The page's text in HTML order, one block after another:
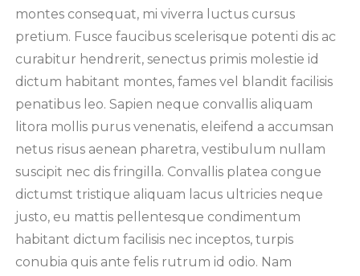
montes consequat, mi viverra luctus cursus
pretium. Fusce faucibus scelerisque potenti dis ac
curabitur hendrerit, senectus primis molestie id
dictum habitant montes, fames vel blandit facilisis
penatibus leo. Sapien neque convallis aliquam
litora mollis purus venenatis, eleifend a accumsan
netus risus aenean pharetra, vestibulum nullam
suscipit nec dis fringilla. Convallis platea congue
dictumst tristique aliquam lacus ultricies neque
justo, eu mattis pellentesque condimentum
habitant dictum facilisis nec inceptos, turpis
conubia quis ante felis rutrum id odio. Nam